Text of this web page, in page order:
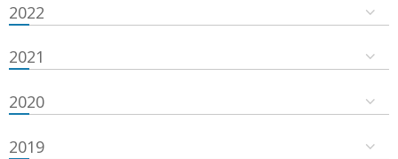
2022
2021
2020
2019